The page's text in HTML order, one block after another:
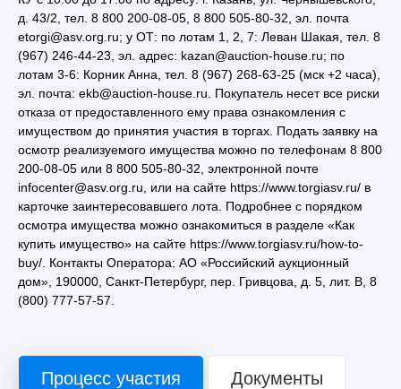
д. 43/2, тел. 8 800 200-08-05, 8 800 505-80-32, эл. почта
etorgi@asv.org.ru; у ОТ: по лотам 1, 2, 7: Леван Шакая, тел. 8
(967) 246-44-23, эл. адрес: kazan@auction-house.ru; по
лотам 3-6: Корник Анна, тел. 8 (967) 268-63-25 (мск +2 часа),
эл. почта: ekb@auction-house.ru. Покупатель несет все риски
отказа от предоставленного ему права ознакомления с
имуществом до принятия участия в торгах. Подать заявку на
осмотр реализуемого имущества можно по телефонам 8 800
200-08-05 или 8 800 505-80-32, электронной почте
infocenter@asv.org.ru, или на сайте https://www.torgiasv.ru/ в
карточке заинтересовавшего лота. Подробнее с порядком
осмотра имущества можно ознакомиться в разделе «Как
купить имущество» на сайте https://www.torgiasv.ru/how-to-
buy/. Контакты Оператора: АО «Российский аукционный
дом», 190000, Санкт-Петербург, пер. Гривцова, д. 5, лит. В, 8
(800) 777-57-57.
Процесс участия Документы